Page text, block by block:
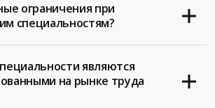
ограничения при
специальностям?
являются
на рынке труда